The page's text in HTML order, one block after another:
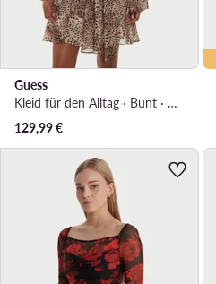
Guess
Kleid für den Alltag · Bunt · Mini
129,99€